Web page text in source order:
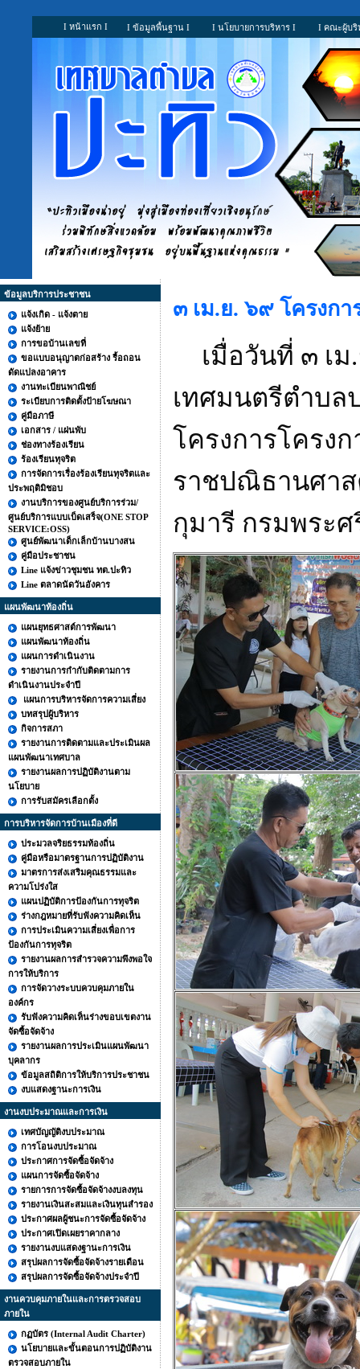
I หน้าแรก I I ข้อมูลพื้นฐาน I I นโยบายการบริหาร I I คณะผู้บริ
ข้อมูลบริการประชาชน
แจ้งเกิด - แจ้งตาย
แจ้งย้าย
การขอบ้านเลขที่
ขอแบบอนุญาตก่อสร้าง รื้อถอน
ดัดแปลงอาคาร
งานทะเบียนพาณิชย์
ระเบียบการติดตั้งป้ายโฆษณา
คู่มือภาษี
เอกสาร / แผ่นพับ
ช่องทางร้องเรียน
ร้องเรียนทุจริต
การจัดการเรื่องร้องเรียนทุจริตและ
ประพฤติมิชอบ
งานบริการของศูนย์บริการร่วม/
ศูนย์บริการแบบเบ็ดเสร็จ(ONE STOP
SERVICE:OSS)
ศูนย์พัฒนาเด็กเล็กบ้านบางสน
คู่มือประชาชน
Line แจ้งข่าวชุมชน ทต.ปะทิว
Line ตลาดนัดวันอังคาร
แผนพัฒนาท้องถิ่น
แผนยุทธศาสต์การพัฒนา
แผนพัฒนาท้องถิ่น
แผนการดำเนินงาน
รายงานการกำกับติดตามการ
ดำเนินงานประจำปี
แผนการบริหารจัดการความเสี่ยง
บทสรุปผู้บริหาร
กิจการสภา
รายงานการติดตามและประเมินผล
แผนพัฒนาเทศบาล
รายงานผลการปฏิบัติงานตาม
นโยบาย
การรับสมัครเลือกตั้ง
การบริหารจัดการบ้านเมืองที่ดี
ประมวลจริยธรรมท้องถิ่น
คู่มือหรือมาตรฐานการปฏิบัติงาน
มาตรการส่งเสริมคุณธรรมและ
ความโปร่งใส
แผนปฏิบัติการป้องกันการทุจริต
ร่างกฎหมายที่รับฟังความคิดเห็น
การประเมินความเสี่ยงเพื่อการ
ป้องกันการทุจริต
รายงานผลการสำรวจความพึงพอใจ
การให้บริการ
การจัดวางระบบควบคุมภายใน
องค์กร
รับฟังความคิดเห็นร่างขอบเขตงาน
จัดซื้อจัดจ้าง
รายงานผลการประเมินแผนพัฒนา
บุคลากร
ข้อมูลสถิติการให้บริการประชาชน
งบแสดงฐานะการเงิน
งานงบประมาณและการเงิน
เทศบัญญัติงบประมาณ
การโอนงบประมาณ
ประกาศการจัดซื้อจัดจ้าง
แผนการจัดซื้อจัดจ้าง
รายการการจัดซื้อจัดจ้างงบลงทุน
รายงานเงินสะสมและเงินทุนสำรอง
ประกาศผลผู้ชนะการจัดซื้อจัดจ้าง
ประกาศเปิดเผยราคากลาง
รายงานงบแสดงฐานะการเงิน
สรุปผลการจัดซื้อจัดจ้างรายเดือน
สรุปผลการจัดซื้อจัดจ้างประจำปี
งานควบคุมภายในและการตรวจสอบ
ภายใน
กฏบัตร (Internal Audit Charter)
นโยบายและขั้นตอนการปฏิบัติงาน
ตรวจสอบภายใน
๓ เม.ย. ๖๙ โครงก
เมื่อวันที่ ๓ เ
เทศมนตรีตำบล
โครงการโครง
ราชปณิธานศาส
กุมารี กรมพระ